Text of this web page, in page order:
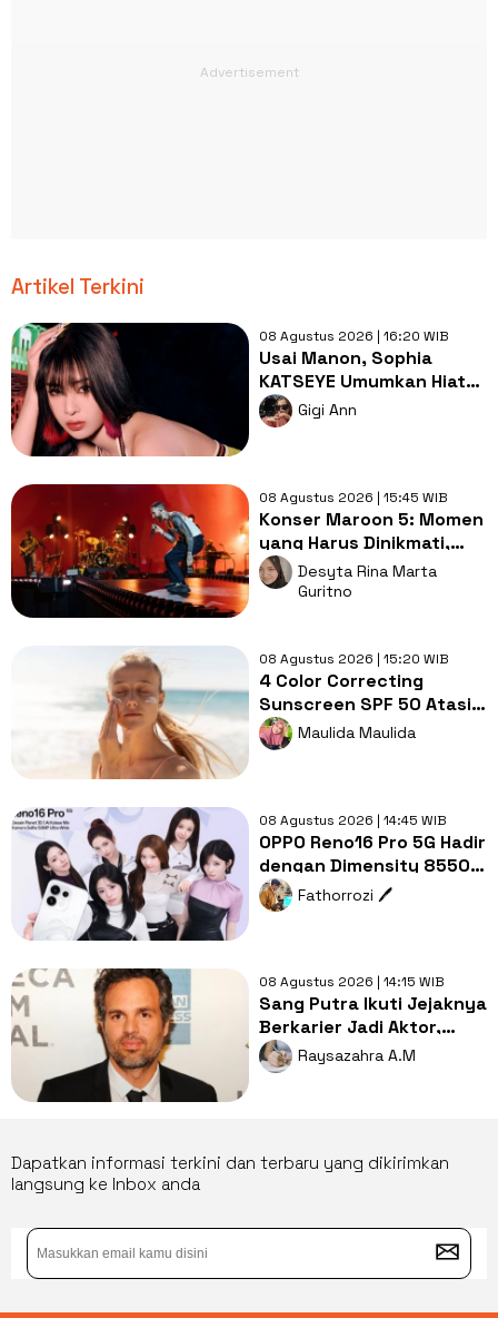
Artikel Terkini
08 Agustus 2026 | 16:20 WIB
Usai Manon, Sophia
KATSEYE Umumkan Hiatus
Grup Demi Kesehatan
Mental
Gigi Ann
08 Agustus 2026 | 15:45 WIB
Konser Maroon 5: Momen
yang Harus Dinikmati,
Jangan Cuma Direkam!
Desyta Rina Marta
Guritno
08 Agustus 2026 | 15:20 WIB
4 Color Correcting
Sunscreen SPF 50 Atasi
Redness & Dark Spot
saat Outdoor!
Maulida Maulida
08 Agustus 2026 | 14:45 WIB
OPPO Reno16 Pro 5G Hadir
dengan Dimensity 8550
SUPER, Seberapa
Menarik?
Fathorrozi 🖊️
08 Agustus 2026 | 14:15 WIB
Sang Putra Ikuti Jejaknya
Berkarier Jadi Aktor,
Begini Reaksi Mark
Ruffalo
Raysazahra A.M
Dapatkan informasi terkini dan terbaru yang dikirimkan
langsung ke Inbox anda